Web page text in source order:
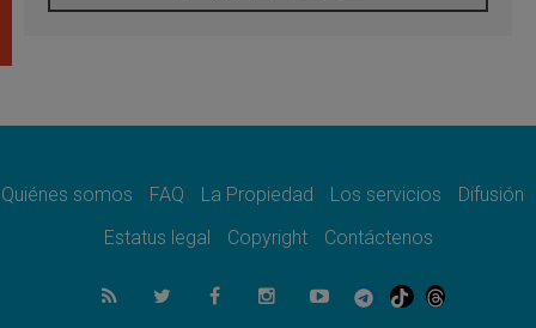
León XIV visitará el Santuario de la Madre
07.08.2026
07.08.2026
el compromiso del cristiano"
La matanza de niños en Gaza no cesa: 300
muertos en 300 días
Quiénes somos FAQ La Propiedad Los servicios
Difusión
Estatus legal
Copyright Contáctenos